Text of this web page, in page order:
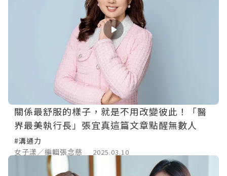
關係最舒服的樣子，就是不用改變彼此！「醫
界最美執行長」張宜真這篇文章點醒無數人
#溝通力
女子漾／編輯張念慈
2025.03.10